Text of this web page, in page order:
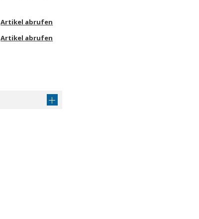
Artikel abrufen
Artikel abrufen